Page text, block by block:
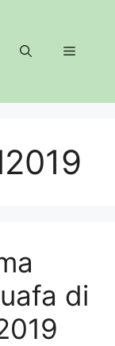
Menu
di